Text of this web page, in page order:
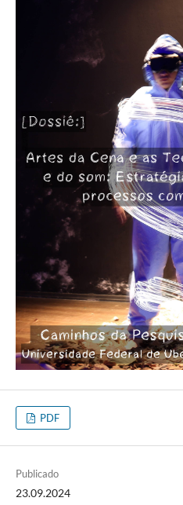
PDF
Publicado
23.09.2024